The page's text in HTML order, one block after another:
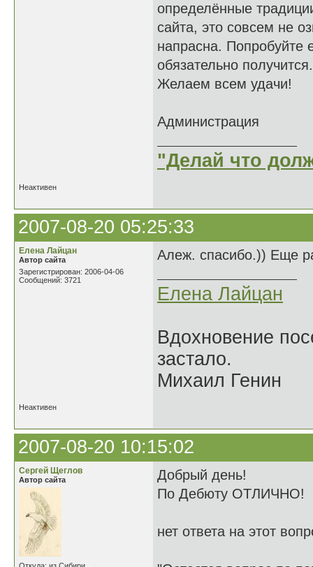
определённые
сайта, это совсем не
напрасна. Попробуйте
обязательно получится.
Желаем всем удачи!
Администрация
"Делай что
Неактивен
2007-08-20 05:25:33
Елена Лайцан
Автор сайта
Зарегистрирован: 2006-04-06
Сообщений: 3721
Алеж. спасибо.)) Еще
Елена Лайцан
Вдохновение
застало.
Михаил Генин
Неактивен
2007-08-20 10:15:02
Сергей Щеглов
Автор сайта
Добрый день!
По Дебюту ОТЛИЧНО!
нет ответа на этот